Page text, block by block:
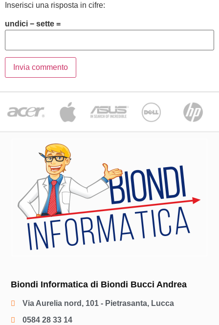
Inserisci una risposta in cifre:
undici − sette =
Biondi Informatica di Biondi Bucci Andrea
Via Aurelia nord, 101 - Pietrasanta, Lucca
0584 28 33 14